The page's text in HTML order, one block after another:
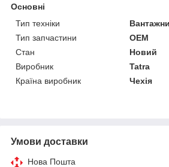
Основні
Тип техніки
Тип запчастини
OEM
Стан
Новий
Виробник
Tatra
Країна виробник
Чехія
Умови доставки
Нова Пошта